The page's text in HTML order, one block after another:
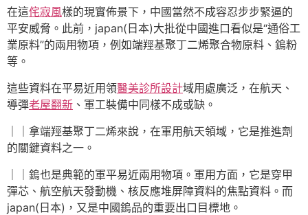
在這侘寂風樣的現實佈景下，中國當然不成容忍步步緊逼的
平安威脅。此前，japan(日本)大批從中國進口看似是“通俗工
業原料”的兩用物項，例如端羥基聚丁二烯聚合物原料、鎢粉
等。
這些資料在平易近用領醫美診所設計域用處廣泛，在航天、
導彈老屋翻新 、軍工裝備中同樣不成或缺。
｜｜拿端羥基聚丁二烯來說，在軍用航天領域，它是推進劑
的關鍵資料之一。
｜｜鎢也是典範的軍平易近兩用物項。軍用方面，它是穿甲
彈芯、航空航天發動機、核反應堆屏障資料的焦點資料。而
japan(日本)，又是中國鎢品的重要出口目標地。